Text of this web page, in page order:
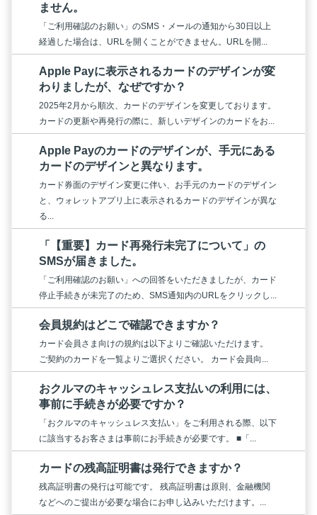
ません。
「ご利用確認のお願い」のSMS・メールの通知から30日以上
経過した場合は、URLを開くことができません。URLを開...
Apple Payに表示されるカードのデザインが変
わりましたが、なぜですか？
2025年2月から順次、カードのデザインを変更しております。
カードの更新や再発行の際に、新しいデザインのカードをお...
Apple Payのカードのデザインが、手元にある
カードのデザインと異なります。
カード券面のデザイン変更に伴い、お手元のカードのデザイン
と、ウォレットアプリ上に表示されるカードのデザインが異な
る...
「【重要】カード再発行未完了について」の
SMSが届きました。
「ご利用確認のお願い」への回答をいただきましたが、カード
停止手続きが未完了のため、SMS通知内のURLをクリックし...
会員規約はどこで確認できますか？
カード会員さま向けの規約は以下よりご確認いただけます。
ご契約のカードを一覧よりご選択ください。 カード会員向...
おクルマのキャッシュレス支払いの利用には、
事前に手続きが必要ですか？
「おクルマのキャッシュレス支払い」をご利用される際、以下
に該当するお客さまは事前にお手続きが必要です。 ■「...
カードの残高証明書は発行できますか？
残高証明書の発行は可能です。 残高証明書は原則、金融機関
などへのご提出が必要な場合にお申し込みいただけます。...